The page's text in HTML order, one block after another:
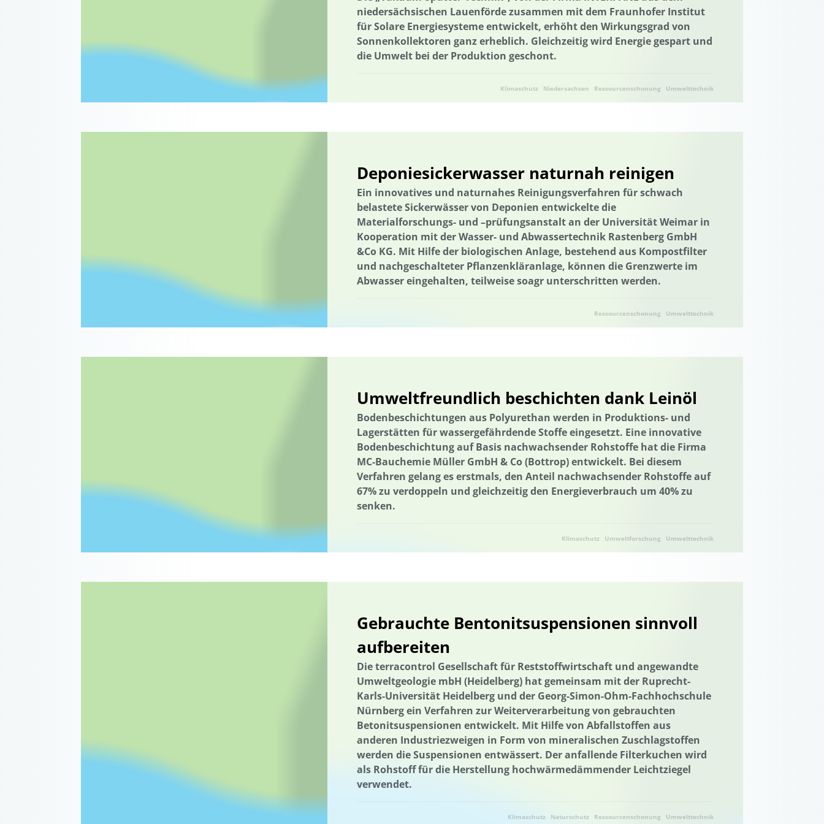
Digitaler Landschaftsplan
Digitalisierung Digitalisierung Trinkwasserversorgung
E-Learning
Ökosystemleistungen Bildung
Bildung / Kommunikation
Bildung für nachhaltige Entwicklung
Elektrizitätsversorgungsgesetz
Energetische Transformation der Städte
Energieeffizienz und -einsparung
Energieerzeugung Energiegemeinschaft
Energiewende
Erprobung von neuen Methoden
Förderung der Vielfalt der Kulturlandschaft
Wälder und Waldschutz Gamification
Geschlechtergerechtigkeit
Erdwärme Gesamtenergiesystem
Geschlechtergerechtigkeit
GIS-basierter Methodenbaukasten
GIS-basierter Methodenbaukasten Governance
Governance
Grenzüberschreitend
Netzausbau Grundwasser Grundwasser Grüne Anleihen
Hamburg
Holzbau in größeren Gebäudevolumina
Erhöhung der Akzeptanz und Kommunikation
Industriegebiet
Informationsvermittlung
Informationsvermittlung
Innovative Kooperationsformate
Klimaschutz Klimawandel Wissensabgleich und Erfahrungsaustausch
Wissenstransfer
Kommunale Raumplanung
Kommunikation Kooperation Kooperation mit KMU
Krankenhaus
Kreislaufwirtschaft
Kulturgüterschutz Kunststoffrecycling Landnutzung
Ländliche Regionen
Landschaftsfunktionen Landschaftsplanung
Landschaftliche Resilienz
Landschaftliche Resilienz
Landschaftsfunktionen Landschaftsplanung
Landwirtschaft
Lebensmittelverschwendung
Niedersachsen Machbarkeitsstudie
Management von Habitatbäumen
Marine Umweltbildung
Meeresnaturschutz
Kommunale Raumplanung
Nachhaltige Quartiersentwicklung
Nachhaltige Regionalentwicklung
nachhaltiger Gartenbau
Nachhaltigkeitskompetenzen
Naturschutz Naturschutzmanagement
Naturschutz
Naturschutzmanagement
Netzwerk
Netzwerkbildung
Vernetzung Netz-werkbildung Netzausbau Netzwerk
Netzwerkbildung
Nitratbelastung Nitratbelastung Nordrhein Westfalen
Ernährung
Ökosystemleistungen
Optimierung von Kreislaufschließung und Recyclingmöglichkeiten
Optimierung von Kreislaufschließung und Recyclingmöglichkeiten
biologischer Landbau
Ostsee
Gesamtenergiesystem
Partizipati-on Partizipation Participatory Design
Participatory Design
Partizipation Pflanzenkohle Planertary Health
Planetare Gesundheit
Planetare Grenzen
Planetare Grenzen
niedersächsischen Lauenförde zusammen mit dem Fraunhofer Institut
für Solare Energiesysteme entwickelt, erhöht den Wirkungsgrad von
Sonnenkollektoren ganz erheblich. Gleichzeitig wird Energie gespart und
die Umwelt bei der Produktion geschont.
Klimaschutz Niedersachsen Ressourcenschonung Umwelttechnik
Deponiesickerwasser naturnah reinigen
Ein innovatives und naturnahes Reinigungsverfahren für schwach
belastete Sickerwässer von Deponien entwickelte die
Materialforschungs- und –prüfungsanstalt an der Universität Weimar in
Kooperation mit der Wasser- und Abwassertechnik Rastenberg GmbH
&Co KG. Mit Hilfe der biologischen Anlage, bestehend aus Kompostfilter
und nachgeschalteter Pflanzenkläranlage, können die Grenzwerte im
Abwasser eingehalten, teilweise soagr unterschritten werden.
Ressourcenschonung Umwelttechnik
Umweltfreundlich beschichten dank Leinöl
Bodenbeschichtungen aus Polyurethan werden in Produktions- und
Lagerstätten für wassergefährdende Stoffe eingesetzt. Eine innovative
Bodenbeschichtung auf Basis nachwachsender Rohstoffe hat die Firma
MC-Bauchemie Müller GmbH & Co (Bottrop) entwickelt. Bei diesem
Verfahren gelang es erstmals, den Anteil nachwachsender Rohstoffe auf
67% zu verdoppeln und gleichzeitig den Energieverbrauch um 40% zu
senken.
Klimaschutz Umweltforschung Umwelttechnik
Gebrauchte Bentonitsuspensionen sinnvoll
aufbereiten
Die terracontrol Gesellschaft für Reststoffwirtschaft und angewandte
Umweltgeologie mbH (Heidelberg) hat gemeinsam mit der Ruprecht-
Karls-Universität Heidelberg und der Georg-Simon-Ohm-Fachhochschule
Nürnberg ein Verfahren zur Weiterverarbeitung von gebrauchten
Betonitsuspensionen entwickelt. Mit Hilfe von Abfallstoffen aus
anderen Industriezweigen in Form von mineralischen Zuschlagstoffen
werden die Suspensionen entwässert. Der anfallende Filterkuchen wird
als Rohstoff für die Herstellung hochwärmedämmender Leichtziegel
verwendet.
Klimaschutz Naturschutz Ressourcenschonung Umwelttechnik